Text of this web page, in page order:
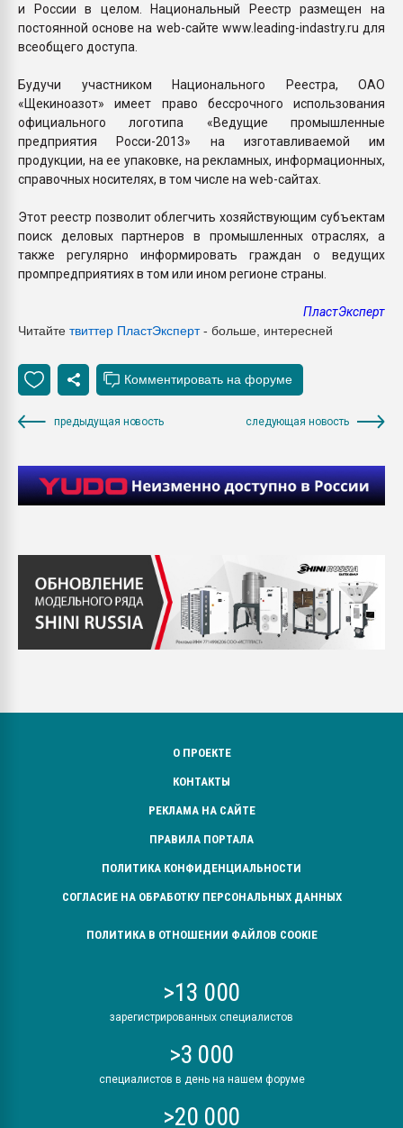
и России в целом. Национальный Реестр размещен на
постоянной основе на web-сайте www.leading-indastry.ru для
всеобщего доступа.
Будучи участником Национального Реестра, ОАО
«Щекиноазот» имеет право бессрочного использования
официального логотипа «Ведущие промышленные
предприятия Росси-2013» на изготавливаемой им
продукции, на ее упаковке, на рекламных, информационных,
справочных носителях, в том числе на web-сайтах.
Этот реестр позволит облегчить хозяйствующим субъектам
поиск деловых партнеров в промышленных отраслях, а
также регулярно информировать граждан о ведущих
промпредприятиях в том или ином регионе страны.
ПластЭксперт
Читайте твиттер ПластЭксперт- больше, интересней
предыдущая новость следующая новость
О ПРОЕКТЕ
КОНТАКТЫ
РЕКЛАМА НА САЙТЕ
ПРАВИЛА ПОРТАЛА
ПОЛИТИКА КОНФИДЕНЦИАЛЬНОСТИ
СОГЛАСИЕ НА ОБРАБОТКУ ПЕРСОНАЛЬНЫХ ДАННЫХ
ПОЛИТИКА В ОТНОШЕНИИ ФАЙЛОВ COOKIE
>13 000
зарегистрированных специалистов
>3 000
специалистов в день на нашем форуме
>20 000